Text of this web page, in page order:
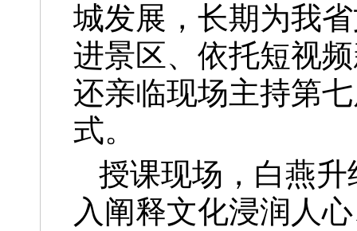
城发展，长期为我
进景区、依托短视
还亲临现场主持第
式。
授课现场，白燕
入阐释文化浸润人